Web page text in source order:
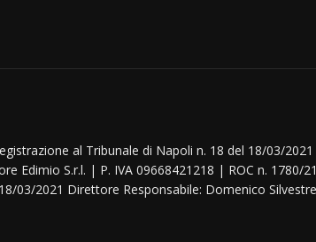
al Tribunale di Napoli n. 18 del 18/03/
Edimio S.r.l. | P. IVA 09668421218 | ROC n. 1780/
03/2021 Direttore Responsabile: Domenico Silvestre